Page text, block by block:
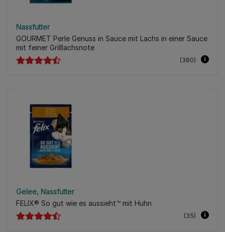
Nassfutter
GOURMET Perle Genuss in Sauce mit Lachs in einer Sauce
mit feiner Grilllachsnote
(380)
Gelee Nassfutter
FELIX® So gut wie es aussieht™ mit Huhn
(35)